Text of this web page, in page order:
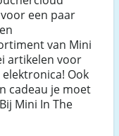
een paar
van Mini
artikelen voor
Ook
cadeau je moet
Mini In The